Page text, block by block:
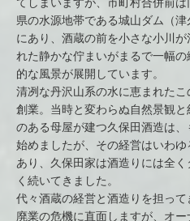
県の水源地帯である城山ダム（
にあり、酒蔵の前を小さな小川
れた静かな佇まいがまるで一幅
的な風景が展開しています。
清冽な丹沢山系の水に恵まれた
創業。当時と変わらぬ自然景観
のある母屋が建つ久保田酒造は
始めましたが、その経営はいわ
あり、久保田家は酒造りには全
く続いてきました。
代々酒蔵の経営と酒造りを担っ
廃業の危機に直面しますが、オ